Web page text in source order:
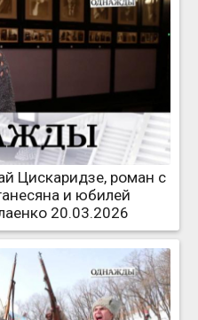
Цискаридзе, роман с
и юбилей
20.03.2026